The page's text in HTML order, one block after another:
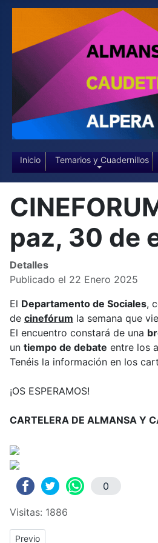
Inicio Temarios y Cuadernillos
paz, 30 de
Detalles
Publicado el 22 Enero 2025
El Departamento de Sociales,
de cinefórum la semana que
El encuentro constará de una
un tiempo de debate entre los
Tenéis la información en los
¡OS ESPERAMOS!
CARTELERA DE ALMANSA Y
0
Visitas: 1886
Previous article: El CEPA Castillo
Previo